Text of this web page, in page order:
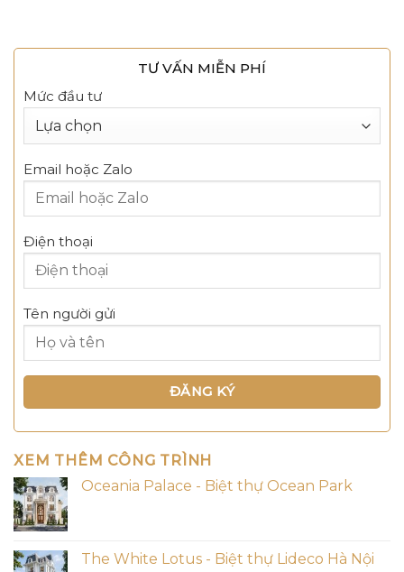
TƯ VẤN MIỄN PHÍ
Mức đầu tư
Email hoặc Zalo
Điện thoại
Tên người gửi
XEM THÊM CÔNG TRÌNH
Oceania Palace - Biệt thự Ocean Park
The White Lotus - Biệt thự Lideco Hà Nội